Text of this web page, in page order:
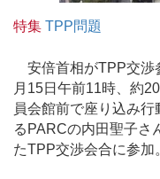
特集 TPP問題
安倍首相がTPP交渉
月15日午前11時、約
員会館前で座り込み
るPARCの内田聖子さ
たTPP交渉会合に参加